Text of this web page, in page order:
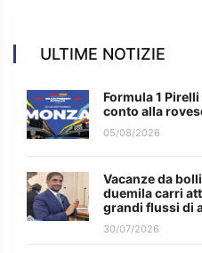
ULTIME NOTIZIE
Formula 1
conto alla
05/08/2026
Vacanze da
duemila carri
grandi flussi di
30/07/2026